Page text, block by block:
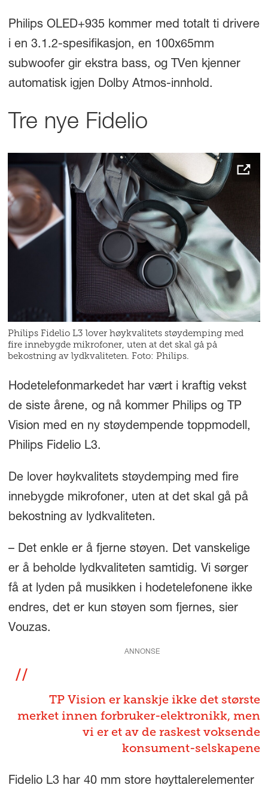
Philips OLED+935 kommer med totalt ti drivere
i en 3.1.2-spesifikasjon, en 100x65mm
subwoofer gir ekstra bass, og TVen kjenner
automatisk igjen Dolby Atmos-innhold.
Tre nye Fidelio
Philips Fidelio L3 lover høykvalitets støydemping med
fire innebygde mikrofoner, uten at det skal gå på
bekostning av lydkvaliteten. Foto: Philips.
Hodetelefonmarkedet har vært i kraftig vekst
de siste årene, og nå kommer Philips og TP
Vision med en ny støydempende toppmodell,
Philips Fidelio L3.
De lover høykvalitets støydemping med fire
innebygde mikrofoner, uten at det skal gå på
bekostning av lydkvaliteten.
– Det enkle er å fjerne støyen. Det vanskelige
er å beholde lydkvaliteten samtidig. Vi sørger
få at lyden på musikken i hodetelefonene ikke
endres, det er kun støyen som fjernes, sier
Vouzas.
ANNONSE
TP Vision er kanskje ikke det største
merket innen forbruker-elektronikk, men
vi er et av de raskest voksende
konsument-selskapene
Fidelio L3 har 40 mm store høyttalerelementer